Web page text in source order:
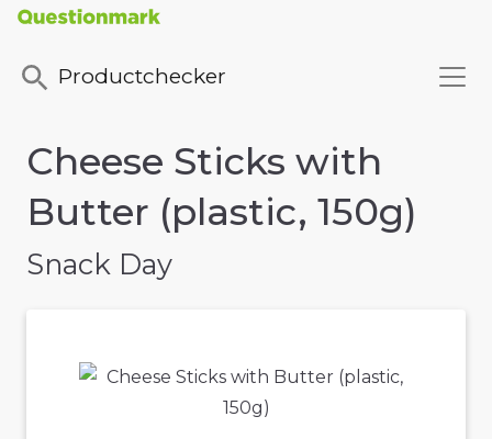
Productchecker
Cheese Sticks with
Butter (plastic, 150g)
Snack Day